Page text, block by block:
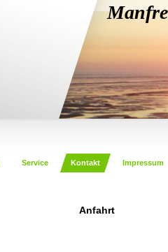
Service Kontakt Impressum
Anfahrt